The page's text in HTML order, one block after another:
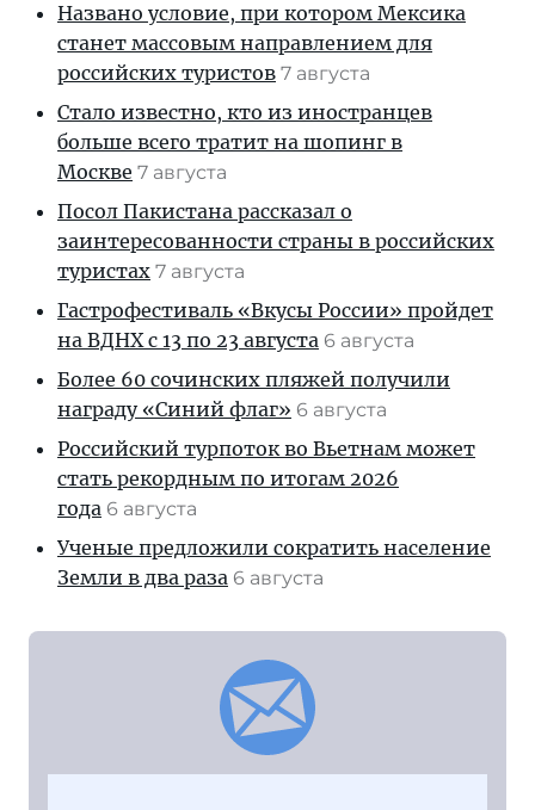
Названо условие, при котором Мексика
станет массовым направлением для
российских туристов 7 августа
Стало известно, кто из иностранцев
больше всего тратит на шопинг в
Москве 7 августа
Посол Пакистана рассказал о
заинтересованности страны в российских
туристах 7 августа
Гастрофестиваль «Вкусы России» пройдет
на ВДНХ с 13 по 23 августа 6 августа
Более 60 сочинских пляжей получили
награду «Синий флаг» 6 августа
Российский турпоток во Вьетнам может
стать рекордным по итогам 2026
года 6 августа
Ученые предложили сократить население
Земли в два раза 6 августа